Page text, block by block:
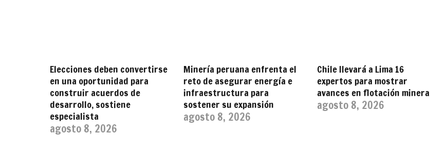
Elecciones deben convertirse
en una oportunidad para
construir acuerdos de
desarrollo, sostiene
especialista
agosto 8, 2026
Minería peruana enfrenta el
reto de asegurar energía e
infraestructura para
sostener su expansión
agosto 8, 2026
Chile llevará a Lima 16
expertos para mostrar
avances en flotación minera
agosto 8, 2026